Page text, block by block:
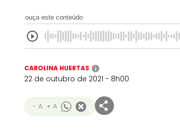
ouça este conteúdo
CAROLINA HUERTAS i
22 de outubro de 2021 - 8h00
- A + A